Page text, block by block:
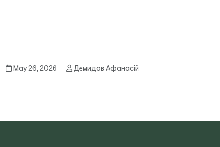
May 26, 2026 Демидов Афанасій